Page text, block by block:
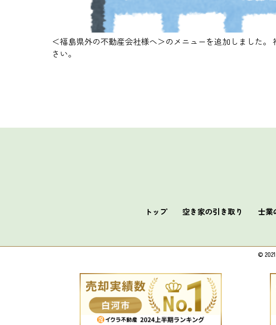
＜福島県外の不動産会社様へ＞のメニューを追加しました
さい。
トップ 空き家の引き取り 士業
©